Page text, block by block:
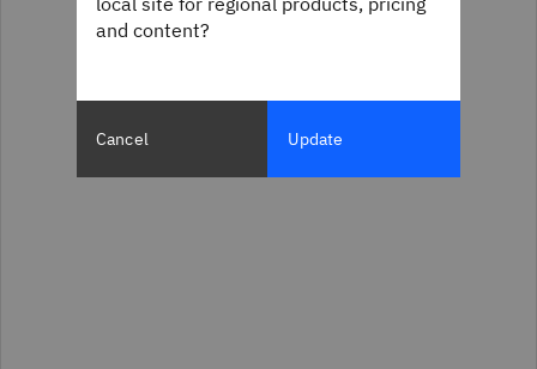
and content?
Cancel Update